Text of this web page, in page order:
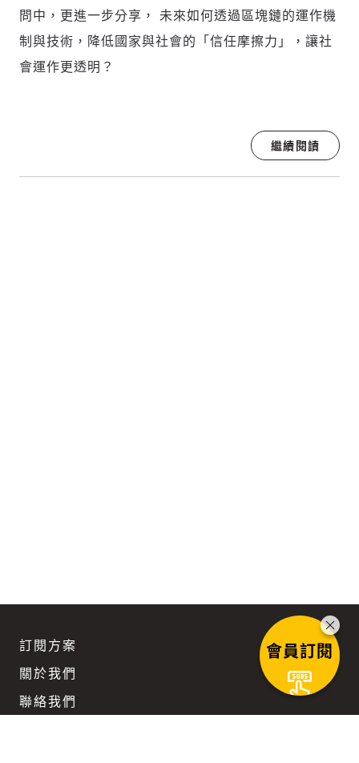
問中，更進一步分享， 未來如何透過區塊鏈的運作機
制與技術，降低國家與社會的「信任摩擦力」，讓社
會運作更透明？
繼續閱讀
訂閱方案
關於我們
聯絡我們
會員訂閱